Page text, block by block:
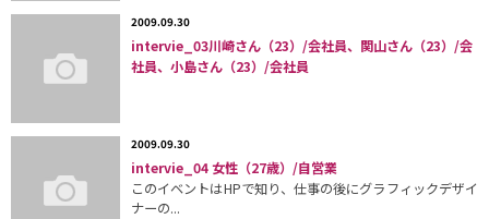
2009.09.30
intervie_03川崎さん（23）/会社員、関山さん（23）/会
社員、小島さん（23）/会社員
2009.09.30
intervie_04 女性（27歳）/自営業
このイベントはHPで知り、仕事の後にグラフィックデザイ
ナーの...